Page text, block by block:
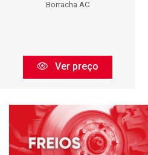
Borracha AC
Ver preço